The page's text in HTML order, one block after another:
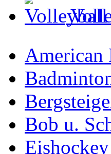
American
Bob u.
Eishockey